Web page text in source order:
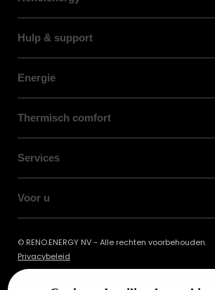
Hulp & support
Energie
Thermisch comfort
Services
Voor u
© RENO.ENERGY NV - Alle rechten voorbehouden.
Privacybeleid